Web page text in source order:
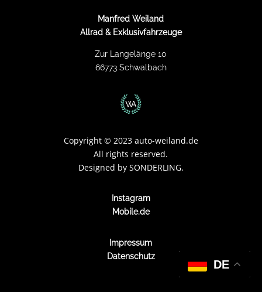
Manfred Weiland
Allrad & Exklusivfahrzeuge
Zur Langelänge 10
66773 Schwalbach
Copyright © 2023 auto-weiland.de
All rights reserved.
Designed by SONDERLING.
Instagram
Mobile.de
Impressum
Datenschutz
DE